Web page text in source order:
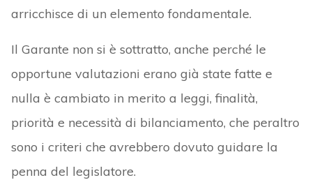
arricchisce di un elemento fondamentale.
Il Garante non si è sottratto, anche perché le
opportune valutazioni erano già state fatte e
nulla è cambiato in merito a leggi, finalità,
priorità e necessità di bilanciamento, che peraltro
sono i criteri che avrebbero dovuto guidare la
penna del legislatore.